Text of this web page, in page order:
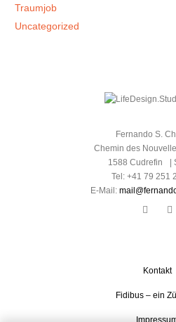
Traumjob
Uncategorized
Fernando S.
Chemin des
1588 Cudrefin |
Tel: +41 79 251
E-Mail:
Kontakt
Fidibus – ein